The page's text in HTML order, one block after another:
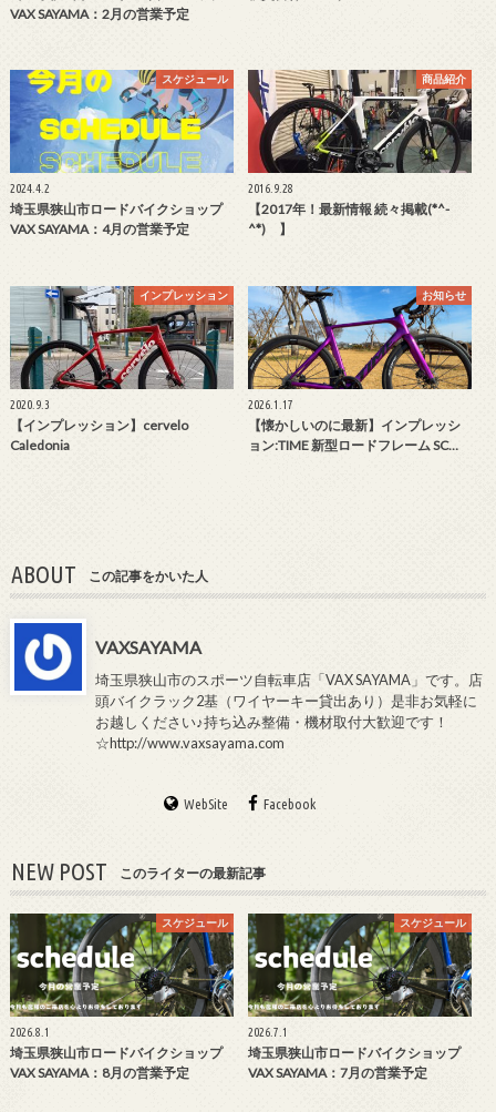
VAX SAYAMA：2月の営業予定
スケジュール
2024.4.2
埼玉県狭山市ロードバイクショップ
VAX SAYAMA：4月の営業予定
商品紹介
2016.9.28
【2017年！最新情報 続々掲載(*^-
^*)ゞ】
インプレッション
2020.9.3
【インプレッション】cervelo
Caledonia
お知らせ
2026.1.17
【懐かしいのに最新】インプレッシ
ョン:TIME 新型ロードフレーム SC…
ABOUT この記事をかいた人
VAXSAYAMA
埼玉県狭山市のスポーツ自転車店「VAX SAYAMA」です。店
頭バイクラック2基（ワイヤーキー貸出あり）是非お気軽に
お越しください♪持ち込み整備・機材取付大歓迎です！
☆http://www.vaxsayama.com
WebSite Facebook
NEW POST このライターの最新記事
スケジュール
2026.8.1
埼玉県狭山市ロードバイクショップ
VAX SAYAMA：8月の営業予定
スケジュール
2026.7.1
埼玉県狭山市ロードバイクショップ
VAX SAYAMA：7月の営業予定